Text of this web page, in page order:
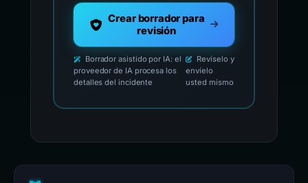
Crear borrador para
revisión
Borrador asistido por IA: el
proveedor de IA procesa los
detalles del incidente
Revíselo y
envíelo
usted mismo